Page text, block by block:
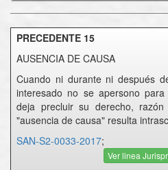
PRECEDENTE 15
AUSENCIA DE CAUSA
Cuando ni durante ni después
interesado no se apersono
deja precluir su derecho,
"ausencia de causa" resulta
SAN-S2-0033-2017;
Ver linea